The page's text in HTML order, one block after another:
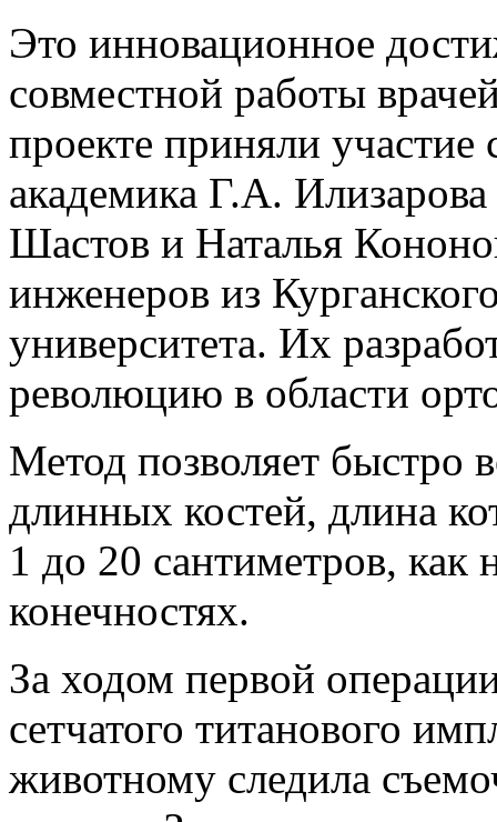
Это инновационное
совместной работы
проекте приняли
академика Г.А.
Шастов и Наталья
инженеров из
университета. Их
революцию в области
Метод позволяет быстро
длинных костей, длина
1 до 20 сантиметров,
конечностях.
За ходом первой
сетчатого титанового
животному следила